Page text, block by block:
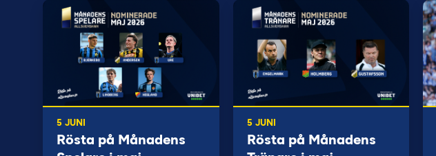
5 JUNI
Rösta på Månadens
5 JUNI
Rösta på Månadens